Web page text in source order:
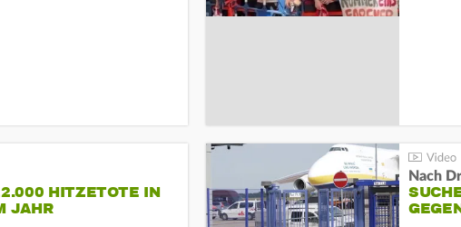
HITZETOTE IN
JAHR
Nach